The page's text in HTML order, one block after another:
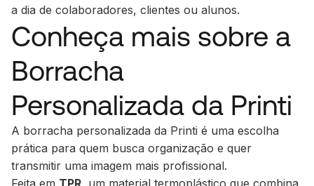
a dia de colaboradores, clientes ou alunos.
Conheça mais sobre a
Borracha
Personalizada da Printi
A borracha personalizada da Printi é uma escolha
prática para quem busca organização e quer
transmitir uma imagem mais profissional.
Feita em TPR, um material termoplástico que combina